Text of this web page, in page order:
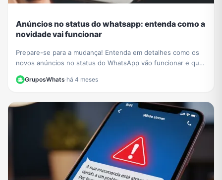
Anúncios no status do whatsapp: entenda como a
novidade vai funcionar
Prepare-se para a mudança! Entenda em detalhes como os
novos anúncios no status do WhatsApp vão funcionar e qual
GruposWhats·há 4 meses